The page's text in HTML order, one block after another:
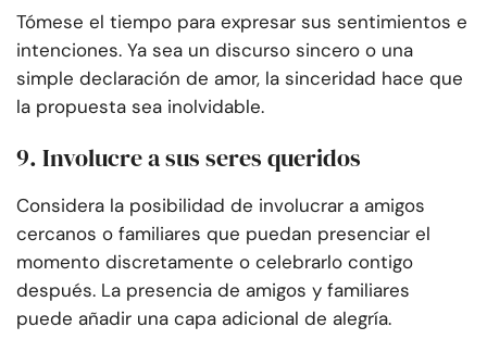
Tómese el tiempo para expresar sus sentimientos e
intenciones. Ya sea un discurso sincero o una
simple declaración de amor, la sinceridad hace que
la propuesta sea inolvidable.
9. Involucre a sus seres queridos
Considera la posibilidad de involucrar a amigos
cercanos o familiares que puedan presenciar el
momento discretamente o celebrarlo contigo
después. La presencia de amigos y familiares
puede añadir una capa adicional de alegría.